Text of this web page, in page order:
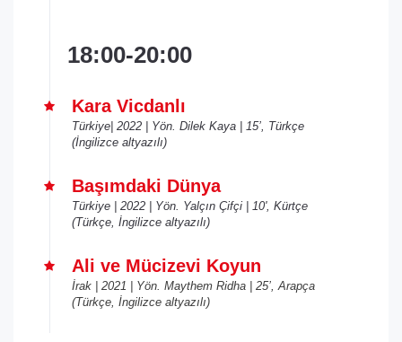
18:00-20:00
Kara Vicdanlı
Türkiye| 2022 | Yön. Dilek Kaya | 15’, Türkçe
(İngilizce altyazılı)
Başımdaki Dünya
Türkiye | 2022 | Yön. Yalçın Çifçi | 10', Kürtçe
(Türkçe, İngilizce altyazılı)
Ali ve Mücizevi Koyun
İrak | 2021 | Yön. Maythem Ridha | 25’, Arapça
(Türkçe, İngilizce altyazılı)